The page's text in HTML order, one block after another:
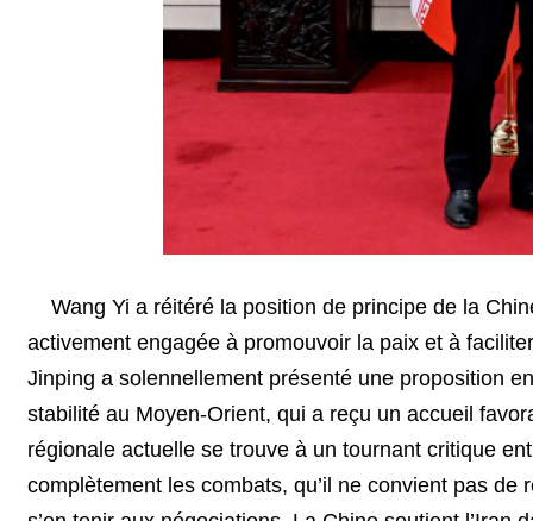
Wang Yi a réitéré la position de principe de la
activement engagée à promouvoir la paix et à
Jinping a solennellement présenté une proposition
stabilité au Moyen-Orient, qui a reçu un accueil
régionale actuelle se trouve à un tournant critique
complètement les combats, qu’il ne convient pas